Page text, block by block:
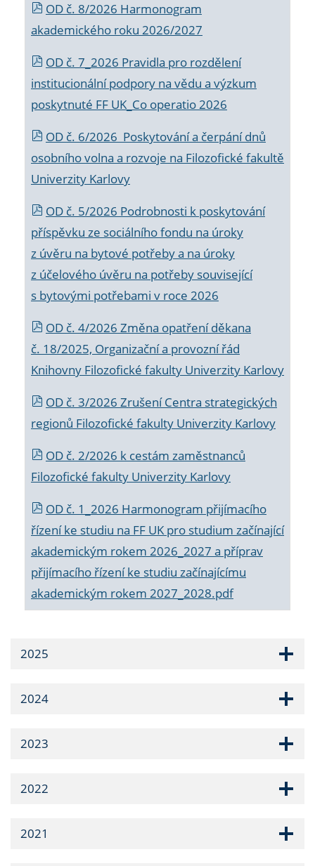
OD č. 8/2026 Harmonogram
akademického roku 2026/2027
OD č. 7_2026 Pravidla pro rozdělení
institucionální podpory na vědu a výzkum
poskytnuté FF UK_Co operatio 2026
OD č. 6/2026 Poskytování a čerpání dnů
osobního volna a rozvoje na Filozofické fakultě
Univerzity Karlovy
OD č. 5/2026 Podrobnosti k poskytování
příspěvku ze sociálního fondu na úroky
z úvěru na bytové potřeby a na úroky
z účelového úvěru na potřeby související
s bytovými potřebami v roce 2026
OD č. 4/2026 Změna opatření děkana
č. 18/2025, Organizační a provozní řád
Knihovny Filozofické fakulty Univerzity Karlovy
OD č. 3/2026 Zrušení Centra strategických
regionů Filozofické fakulty Univerzity Karlovy
OD č. 2/2026 k cestám zaměstnanců
Filozofické fakulty Univerzity Karlovy
OD č. 1_2026 Harmonogram přijímacího
řízení ke studiu na FF UK pro studium začínající
akademickým rokem 2026_2027 a příprav
přijímacího řízení ke studiu začínajícímu
akademickým rokem 2027_2028.pdf
2025
2024
2023
2022
2021